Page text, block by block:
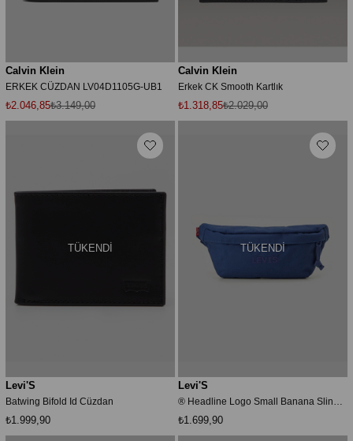
Calvin Klein
ERKEK CÜZDAN LV04D1105G-UB1
₺2.046,85₺3.149,00
Calvin Klein
Erkek CK Smooth Kartlık
₺1.318,85₺2.029,00
TÜKENDI
Levi'S
Batwing Bifold Id Cüzdan
₺1.999,90
TÜKENDI
Levi'S
₺1.699,90